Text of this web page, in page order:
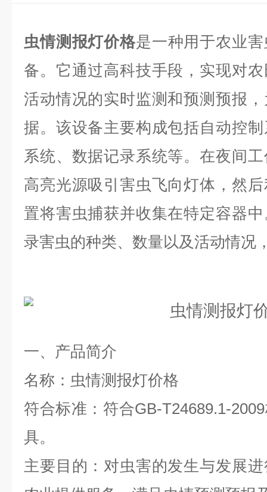
虫情测报灯价格是一种用于农业
备。它通过高科技手段，实现对
活动情况的实时监测和预测预报
据。该设备主要构成包括自动控
系统、数据记录系统等。在夜间
高亮光源吸引害虫飞向灯体，然
置将害虫捕获并收集在特定容器
录害虫的种类、数量以及活动情况
一、产品简介
名称： 虫情测报灯价格
符合标准：符合GB-T24689.1-
具。
主要目的：对虫害的发生与发展